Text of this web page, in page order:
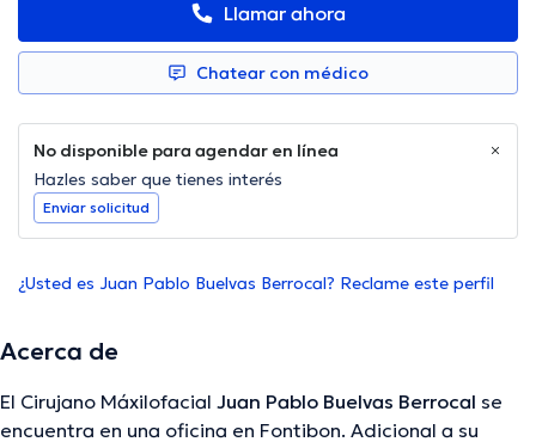
Llamar ahora
Chatear con médico
No disponible para agendar en línea
Hazles saber que tienes interés
Enviar solicitud
¿Usted es Juan Pablo Buelvas Berrocal? Reclame este perfil
Acerca de
El Cirujano Máxilofacial Juan Pablo Buelvas Berrocal se
encuentra en una oficina en Fontibon. Adicional a su